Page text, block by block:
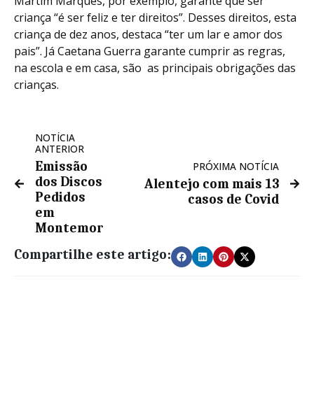
criança “é ser feliz e ter direitos”. Desses direitos, esta
criança de dez anos, destaca “ter um lar e amor dos
pais”. Já Caetana Guerra garante cumprir as regras,
na escola e em casa, são as principais obrigações das
crianças.
NOTÍCIA
ANTERIOR
Emissão
dos Discos
Pedidos
em
Montemor
PRÓXIMA NOTÍCIA
Alentejo com mais 13
casos de Covid
Compartilhe este artigo: